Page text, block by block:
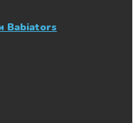
Babiators